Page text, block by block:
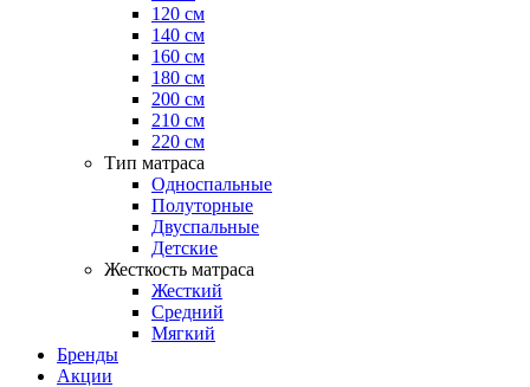
120 см
140 см
160 см
180 см
200 см
210 см
220 см
Тип матраса
Односпальные
Полуторные
Двуспальные
Детские
Жесткость матраса
Жесткий
Средний
Мягкий
Бренды
Акции